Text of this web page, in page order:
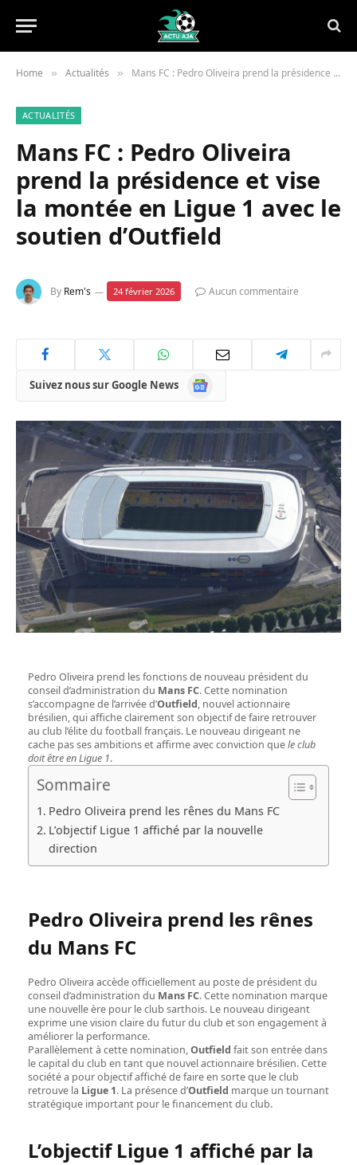
Home » Actualités » Mans FC : Pedro Oliveira prend la présidence et vise la montée en Ligue 1 avec le soutien d’Outfield
ACTUALITÉS
Mans FC : Pedro Oliveira
prend la présidence et vise
la montée en Ligue 1 avec le
soutien d’Outfield
By Rem's 24 février 2026 Aucun commentaire
Suivez nous sur Google News
Google
News
Pedro Oliveira prend les fonctions de nouveau président du
conseil d’administration du Mans FC. Cette nomination
s’accompagne de l’arrivée d’Outfield, nouvel actionnaire
brésilien, qui affiche clairement son objectif de faire retrouver
au club l’élite du football français. Le nouveau dirigeant ne
cache pas ses ambitions et affirme avec conviction quele club
doit être en Ligue 1.
Sommaire
Pedro Oliveira prend les rênes du Mans FC
L’objectif Ligue 1 affiché par la nouvelle
direction
Pedro Oliveira prend les rênes
du Mans FC
Pedro Oliveira accède officiellement au poste de président du
conseil d’administration du Mans FC. Cette nomination marque
une nouvelle ère pour le club sarthois. Le nouveau dirigeant
exprime une vision claire du futur du club et son engagement à
améliorer la performance.
Parallèlement à cette nomination,Outfield fait son entrée dans
le capital du club en tant que nouvel actionnaire brésilien. Cette
société a pour objectif affiché de faire en sorte que le club
retrouve la Ligue 1. La présence d’Outfield marque un tournant
stratégique important pour le financement du club.
L’objectif Ligue 1 affiché par la